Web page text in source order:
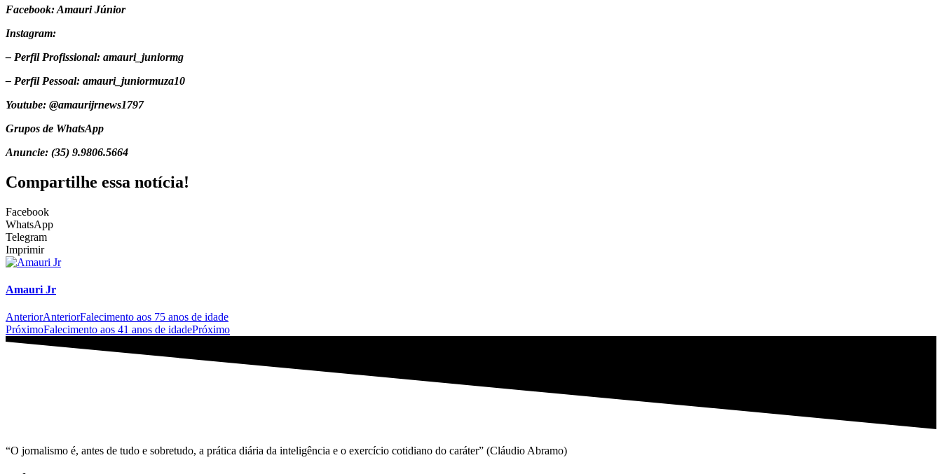
Facebook: Amauri Júnior
Instagram:
– Perfil Profissional: amauri_juniormg
– Perfil Pessoal: amauri_juniormuza10
Youtube: @amaurijrnews1797
Grupos de WhatsApp
Anuncie: (35) 9.9806.5664
Compartilhe essa notícia!
Facebook
WhatsApp
Telegram
Imprimir
Amauri Jr
AnteriorAnteriorFalecimento aos 75 anos de idade
PróximoFalecimento aos 41 anos de idadePróximo
“O jornalismo é, antes de tudo e sobretudo, a prática diária da inteligência e o exercício cotidiano do caráter” (Cláudio Abramo)